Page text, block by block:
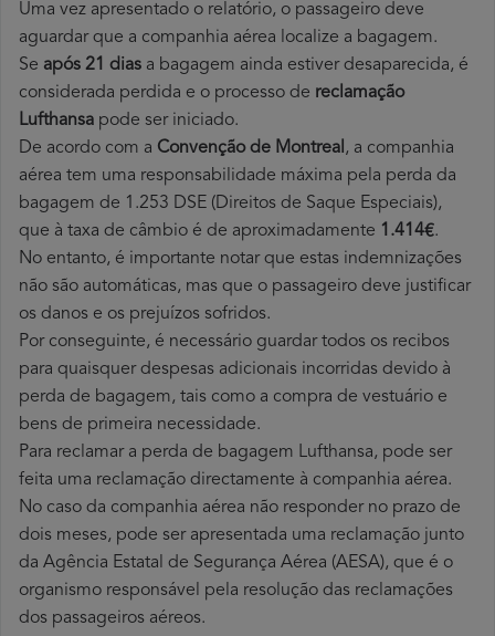
Uma vez apresentado o relatório, o passageiro deve
aguardar que a companhia aérea localize a bagagem.
Se após 21 dias a bagagem ainda estiver desaparecida, é
considerada perdida e o processo de reclamação
Lufthansa pode ser iniciado.
De acordo com a Convenção de Montreal, a companhia
aérea tem uma responsabilidade máxima pela perda da
bagagem de 1.253 DSE (Direitos de Saque Especiais),
que à taxa de câmbio é de aproximadamente 1.414€.
No entanto, é importante notar que estas indemnizações
não são automáticas, mas que o passageiro deve justificar
os danos e os prejuízos sofridos.
Por conseguinte, é necessário guardar todos os recibos
para quaisquer despesas adicionais incorridas devido à
perda de bagagem, tais como a compra de vestuário e
bens de primeira necessidade.
Para reclamar a perda de bagagem Lufthansa, pode ser
feita uma reclamação directamente à companhia aérea.
No caso da companhia aérea não responder no prazo de
dois meses, pode ser apresentada uma reclamação junto
da Agência Estatal de Segurança Aérea (AESA), que é o
organismo responsável pela resolução das reclamações
dos passageiros aéreos.